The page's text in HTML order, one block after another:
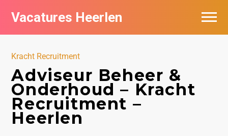
Vacatures Heerlen
Kracht Recruitment
Adviseur Beheer &
Onderhoud – Kracht
Recruitment –
Heerlen
Vacatures per bedrijf in Heerlen